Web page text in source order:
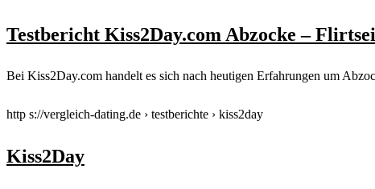
Testbericht Kiss2Day.com Abzocke –
Bei Kiss2Day.com handelt es sich nach heutigen Erfahrungen um
http s://vergleich-dating.de › testberichte › kiss2day
Kiss2Day